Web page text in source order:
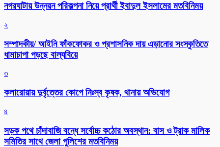
নগরঘাটায় উন্নয়ন পরিকল্পনা নিয়ে প্রার্থী ইবাদুল ইসলামের মতবিনিময়
২
সম্পাদকীয়/ আইনি ফাঁকফোকর ও প্রশাসনিক দায় এড়ানোর সংস্কৃতিতে
ধামাচাপা পড়ছে বাল্যবিয়ে
৩
কলারোয়ায় দুর্বৃত্তের কোপে নিঃস্ব কৃষক, থানায় অভিযোগ
৪
সড়ক পথে চাঁদাবাজি বন্ধে সর্বোচ্চ কঠোর অবস্থান: বাস ও ট্রাক মালিক
সমিতির সাথে জেলা পুলিশের মতবিনিময়